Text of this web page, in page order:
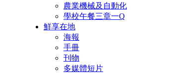
農業機械及自動化
學校午餐三章一Q
鮮享在地
海報
手冊
刊物
多媒體短片